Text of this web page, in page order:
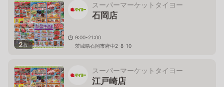
2枚
スーパーマーケットタイヨー
石岡店
9:00-21:00
茨城県石岡市府中2-8-10
スーパーマーケットタイヨー
江戸崎店